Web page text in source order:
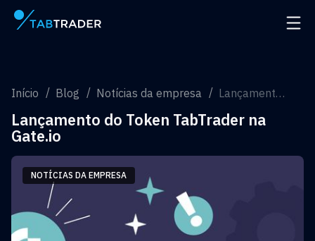
Página principal Abrir
Início Blog Notícias da empresa Lançamento do Token TabTrader na Gate.io
Lançamento do Token TabTrader na
Gate.io
NOTÍCIAS DA EMPRESA